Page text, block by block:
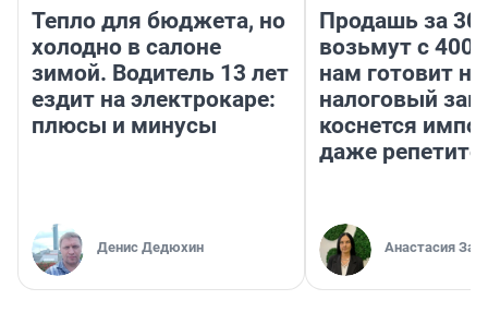
Тепло для бюджета, но
холодно в салоне
зимой. Водитель 13 лет
ездит на электрокаре:
плюсы и минусы
Денис Дедюхин
Продашь за
возьмут с
нам готовит
налоговый
коснется
даже
Анастасия